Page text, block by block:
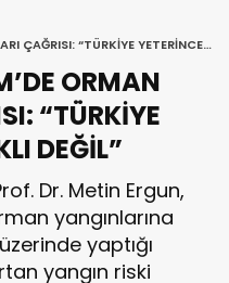
ÇAĞRISI: “TÜRKİYE YETERİNCE
ORMAN
“TÜRKİYE
DEĞİL”
Dr. Metin Ergun,
yangınlarına
yaptığı
yangın riski